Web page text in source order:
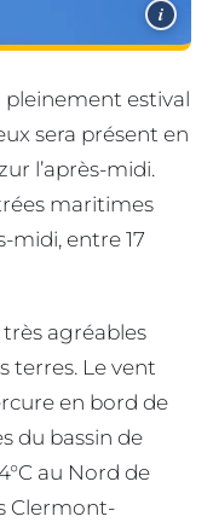
i
pleinement estival
sera présent en
l’après-midi.
maritimes
midi, entre 17
agréables
terres. Le vent
en bord de
du bassin de
au Nord de
Clermont-